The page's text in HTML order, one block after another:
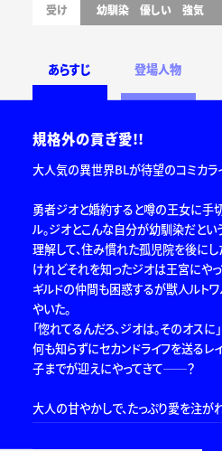
受け 幼馴染 優しい 強気
あらすじ 登場人物
規格外の貢ぎ愛!!
大人気の異世界BLが待望のコミカラ
勇者ジオと婚約すると噂の王女に手
ル。ジオとこんな自分が幼馴染だと
理解して、住み慣れた孤児院を後にし
けれどそれを知ったジオは王宮にやっ
ギルドの仲間も困惑するが獣人ルト
やいた。
「惚れてるんだろ、ジオは。そのオスに」
何も知らずにセカンドライフを送る
子までが迎えにやってきて──？
大人の甘やかしで、たっぷり愛を注